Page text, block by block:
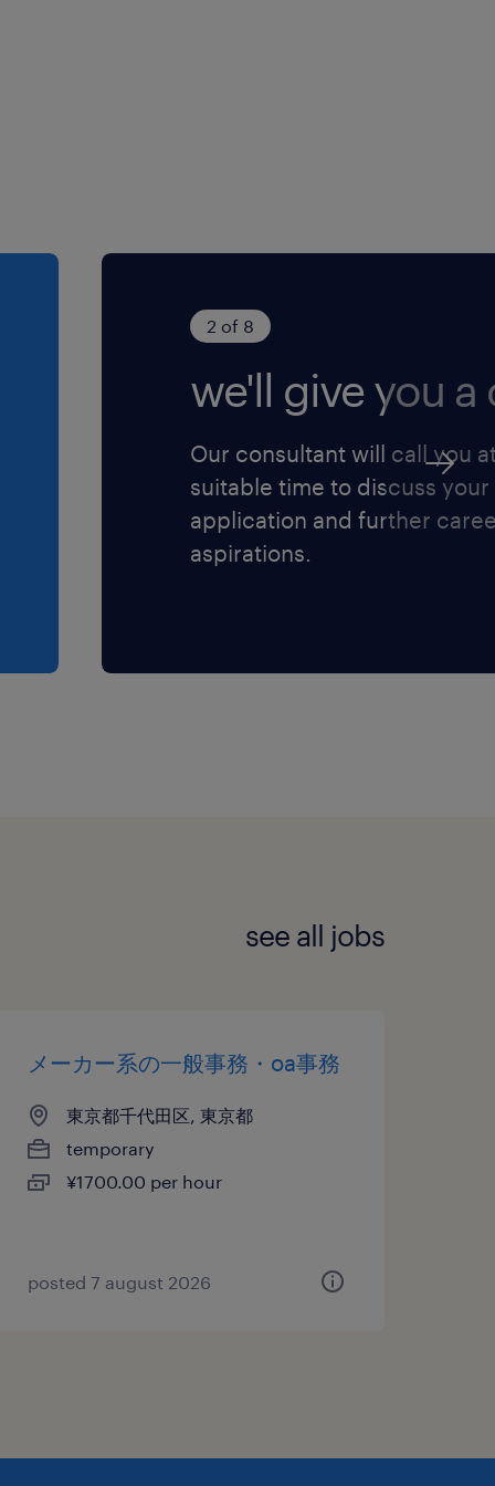
2 of 8
we'll give you a
Our consultant will call you
suitable time to discuss your
application and further
aspirations.
see all jobs
メーカー系の一般事務・oa事務
東京都千代田区, 東京都
temporary
¥1700.00 per hour
posted 7 august 2026